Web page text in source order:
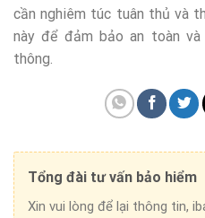
cần nghiêm túc tuân thủ và
này để đảm bảo an toàn
thông.
Tổng đài tư vấn bảo hiểm
Xin vui lòng để lại thông tin,